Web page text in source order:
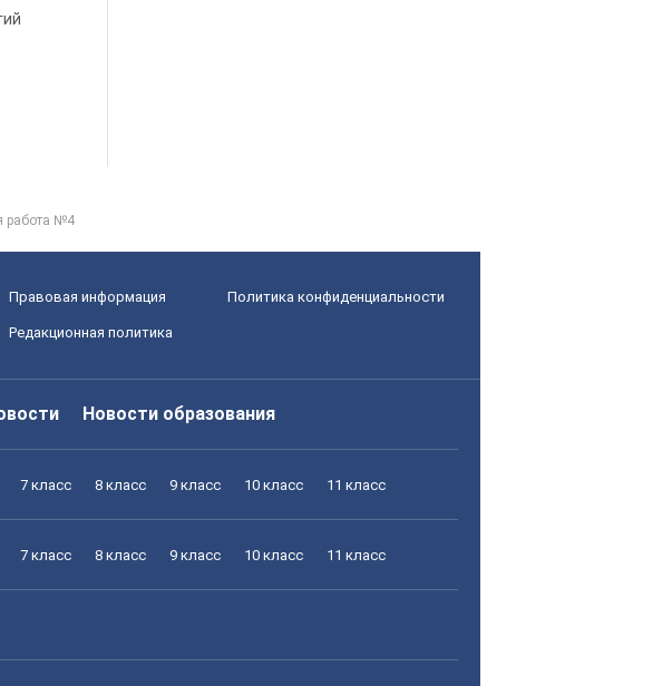
работа №4
Правовая информация Политика конфиденциальности
Редакционная политика
Новости образования
7 класс 8 класс 9 класс 10 класс 11 класс
7 класс 8 класс 9 класс 10 класс 11 класс